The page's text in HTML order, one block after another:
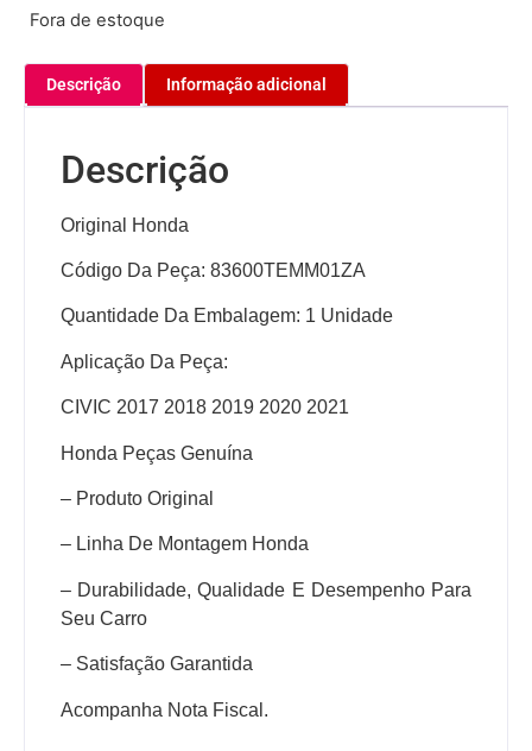
Fora de estoque
Descrição Informação adicional
Descrição
Original Honda
Código Da Peça: 83600TEMM01ZA
Quantidade Da Embalagem: 1 Unidade
Aplicação Da Peça:
CIVIC 2017 2018 2019 2020 2021
Honda Peças Genuína
– Produto Original
– Linha De Montagem Honda
– Durabilidade, Qualidade E Desempenho Para
Seu Carro
– Satisfação Garantida
Acompanha Nota Fiscal.